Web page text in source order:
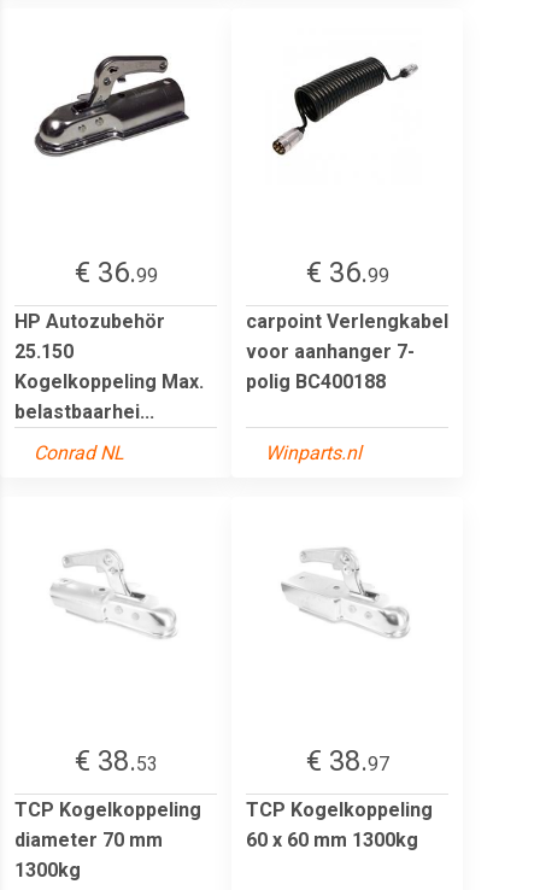
€ 36.99
HP Autozubehör
25.150
Kogelkoppeling Max.
belastbaarhei...
Conrad NL
€ 36.99
carpoint Verlengkabel
voor aanhanger 7-
polig BC400188
Winparts.nl
€ 38.53
TCP Kogelkoppeling
diameter 70 mm
1300kg
€ 38.97
TCP Kogelkoppeling
60 x 60 mm 1300kg